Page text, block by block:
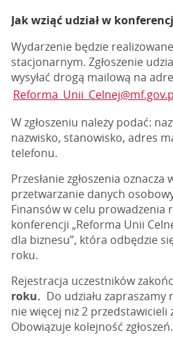
Jak wziąć udział w
Wydarzenie będzie
stacjonarnym. Zgłoszenie
wysyłać drogą mailową na
W zgłoszeniu należy podać:
nazwisko, stanowisko, adres
telefonu.
Przesłanie zgłoszenia
przetwarzanie danych
Finansów w celu prowadzenia
konferencji „Reforma Unii
dla biznesu”, która odbędzie
roku.
Rejestracja uczestników
roku. Do udziału
nie więcej niż 2 przedstawicieli
Obowiązuje kolejność zgłoszeń.